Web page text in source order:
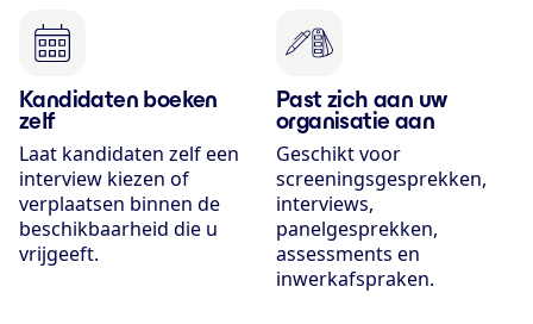
Kandidaten boeken
zelf
Laat kandidaten zelf een
interview kiezen of
verplaatsen binnen de
beschikbaarheid die u
vrijgeeft.
Past zich aan uw
organisatie aan
Geschikt voor
screeningsgesprekken,
interviews,
panelgesprekken,
assessments en
inwerkafspraken.